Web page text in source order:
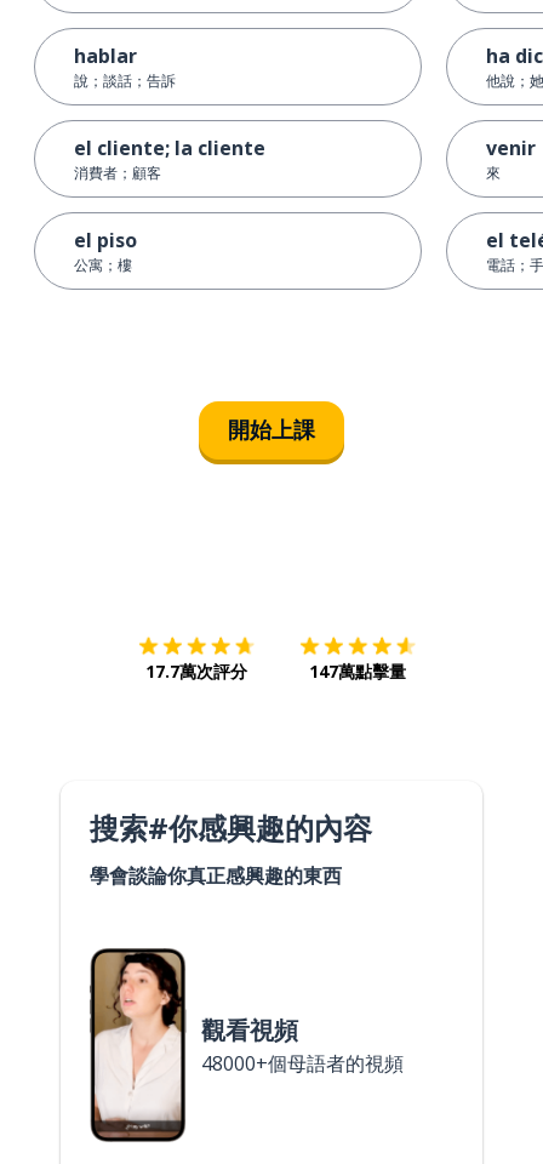
hablar
說；談話；告訴
el cliente; la cliente
消費者；顧客
el piso
公寓；樓
ha
他說；
venir
來
el
電話；
開始上課
17.7萬次評分 147萬點擊量
搜索#你感興趣的內容
學會談論你真正感興趣的東西
觀看視頻
48000+個母語者的視頻